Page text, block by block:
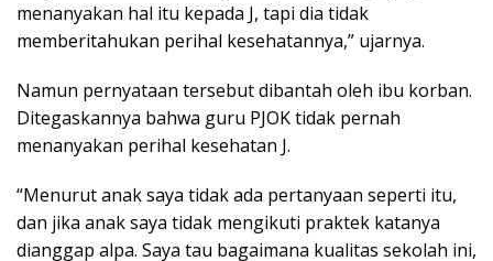
menanyakan hal itu kepada J, tapi dia tidak
memberitahukan perihal kesehatannya,” ujarnya.
Namun pernyataan tersebut dibantah oleh ibu korban.
Ditegaskannya bahwa guru PJOK tidak pernah
menanyakan perihal kesehatan J.
“Menurut anak saya tidak ada pertanyaan seperti itu,
dan jika anak saya tidak mengikuti praktek katanya
dianggap alpa. Saya tau bagaimana kualitas sekolah ini,